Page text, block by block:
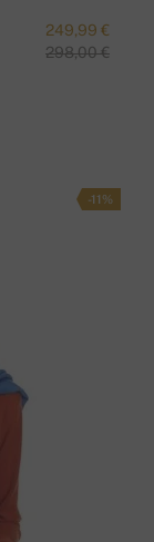
249,99 €
298,00 €
-11%